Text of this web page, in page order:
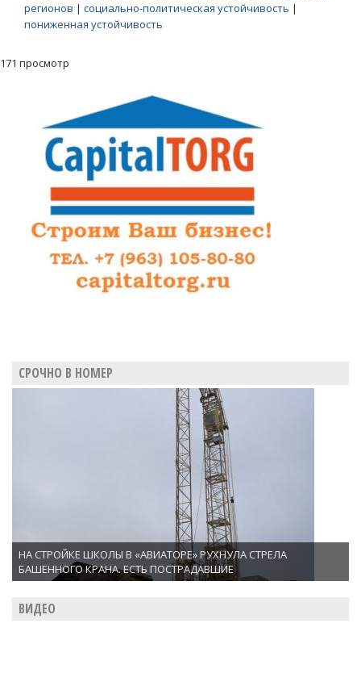
регионов | социально-политическая устойчивость |
пониженная устойчивость
171 просмотр
СРОЧНО В НОМЕР
НА СТРОЙКЕ ШКОЛЫ В «АВИАТОРЕ» РУХНУЛА СТРЕЛА
БАШЕННОГО КРАНА. ЕСТЬ ПОСТРАДАВШИЕ
ВИДЕО